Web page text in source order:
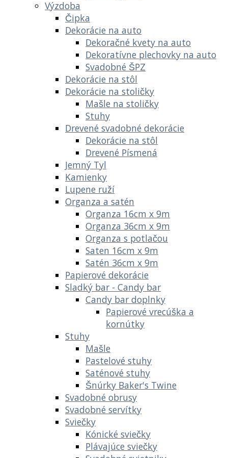
Výzdoba
Čipka
Dekorácie na auto
Dekoračné kvety na auto
Dekoratívne plechovky na auto
Svadobné ŠPZ
Dekorácie na stôl
Dekorácie na stoličky
Mašle na stoličky
Stuhy
Drevené svadobné dekorácie
Dekorácie na stôl
Drevené Písmená
Jemný Tyl
Kamienky
Lupene ruží
Organza a satén
Organza 16cm x 9m
Organza 36cm x 9m
Organza s potlačou
Saten 16cm x 9m
Satén 36cm x 9m
Papierové dekorácie
Sladký bar - Candy bar
Candy bar doplnky
Papierové vrecúška a
kornútky
Stuhy
Mašle
Pastelové stuhy
Saténové stuhy
Šnúrky Baker's Twine
Svadobné obrusy
Svadobné servítky
Sviečky
Kónické sviečky
Plávajúce sviečky